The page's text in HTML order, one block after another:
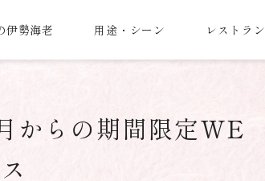
伊勢海老 用途・シーン レストラン
からの期間限定WE